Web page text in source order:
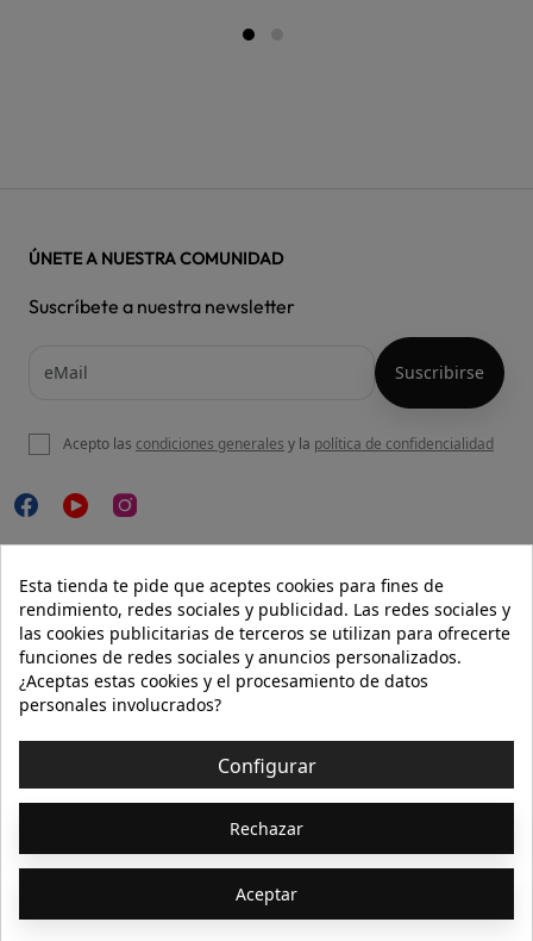
NUESTRA WEB
AYUDA
INFORMACIÓN 
ÚNETE A NUESTRA COMUNIDAD
Suscríbete a nuestra newsletter
Acepto las condiciones generales y la política de confidencialidad
Esta tienda te pide que aceptes cookies para fines de
rendimiento, redes sociales y publicidad. Las redes sociales y
las cookies publicitarias de terceros se utilizan para ofrecerte
funciones de redes sociales y anuncios personalizados.
¿Aceptas estas cookies y el procesamiento de datos
personales involucrados?
Configurar
Rechazar
Aceptar